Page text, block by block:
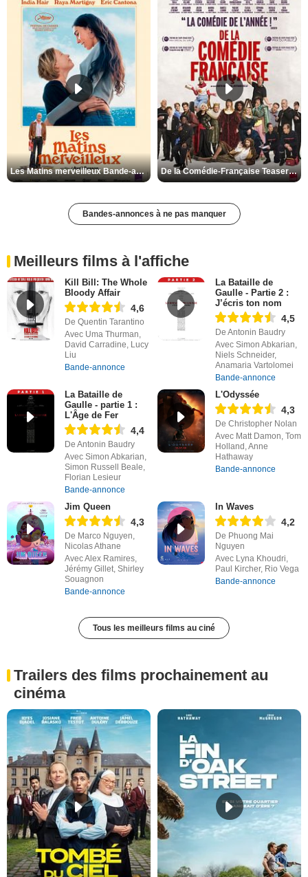
Les Matins merveilleux Bande-annonce VF De la Comédie-Française Teaser VF
Bandes-annonces à ne pas manquer
Meilleurs films à l'affiche
Kill Bill: The Whole
Bloody Affair
4,6
De Quentin Tarantino
Avec Uma Thurman,
David Carradine, Lucy
Liu
Bande-annonce
La Bataille de
Gaulle - Partie 2 :
J’écris ton nom
4,5
De Antonin Baudry
Avec Simon Abkarian,
Niels Schneider,
Anamaria Vartolomei
Bande-annonce
La Bataille de
Gaulle - partie 1 :
L'Âge de Fer
4,4
De Antonin Baudry
Avec Simon Abkarian,
Simon Russell Beale,
Florian Lesieur
Bande-annonce
L'Odyssée
4,3
De Christopher Nolan
Avec Matt Damon, Tom
Holland, Anne
Hathaway
Bande-annonce
Jim Queen
4,3
De Marco Nguyen,
Nicolas Athane
Avec Alex Ramires,
Jérémy Gillet, Shirley
Souagnon
Bande-annonce
In Waves
4,2
De Phuong Mai
Nguyen
Avec Lyna Khoudri,
Paul Kircher, Rio Vega
Bande-annonce
Tous les meilleurs films au ciné
Trailers des films prochainement au
cinéma